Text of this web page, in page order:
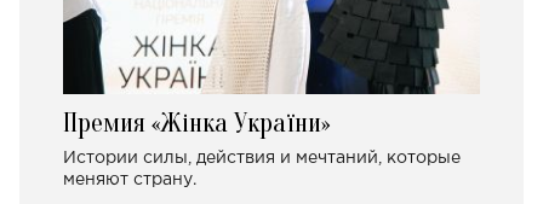
Премия «Жінка України»
Истории силы, действия и мечтаний, которые
меняют страну.